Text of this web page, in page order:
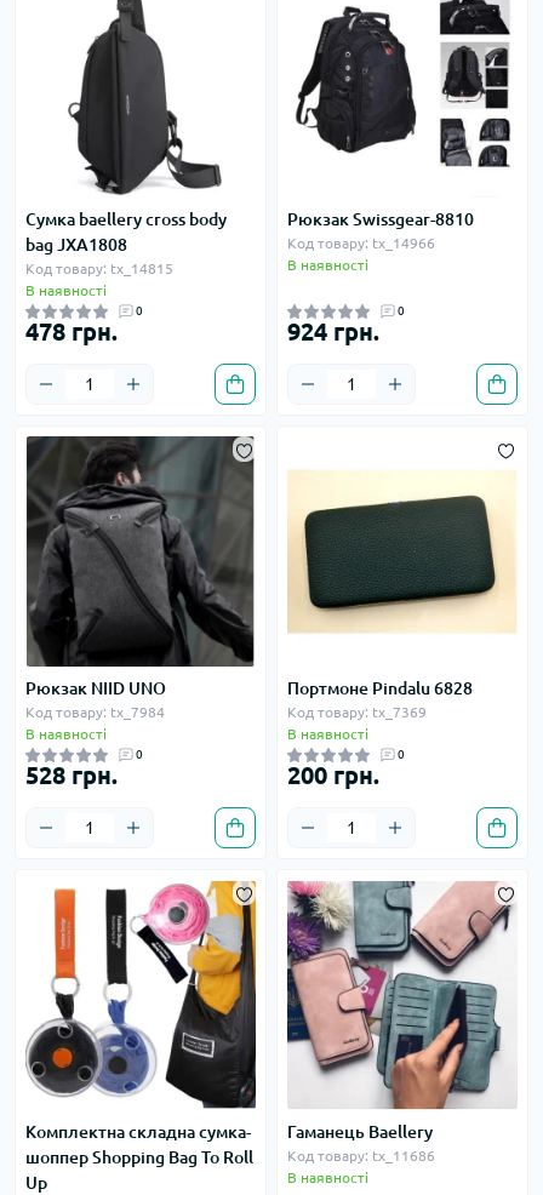
Сумка baellery cross body
bag JXA1808
Код товару: tx_14815
В наявності
0
478 грн.
Рюкзак Swissgear-8810
Код товару: tx_14966
В наявності
0
924 грн.
Рюкзак NIID UNO
Код товару: tx_7984
В наявності
0
528 грн.
Портмоне Pindalu 6828
Код товару: tx_7369
В наявності
0
200 грн.
Комплектна складна сумка-
шоппер Shopping Bag To Roll
Up
Гаманець Baellery
Код товару: tx_11686
В наявності